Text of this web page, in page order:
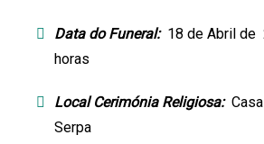
Data do Funeral: 18 de Abril de
horas
Local Cerimónia Religiosa:
Serpa